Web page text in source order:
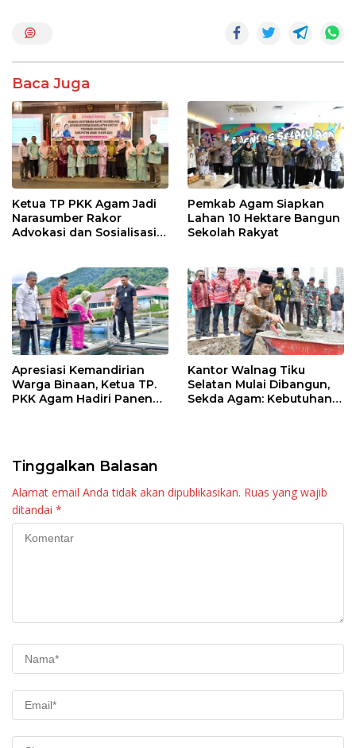
k p
Baca Juga
Ketua TP PKK Agam Jadi
Narasumber Rakor
Advokasi dan Sosialisasi
Pemkab Agam Siapkan
Lahan 10 Hektare Bangun
Sekolah Rakyat
Apresiasi Kemandirian
Warga Binaan, Ketua TP.
PKK Agam Hadiri Panen
Kantor Walnag Tiku
Selatan Mulai Dibangun,
Sekda Agam: Kebutuhan
Tinggalkan Balasan
Alamat email Anda tidak akan dipublikasikan. Ruas yang wajib
ditandai *